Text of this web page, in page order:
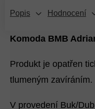
Popis Hodnocení
Komoda BMB
Produkt je opatřen
tlumeným zavíráním.
V provedení Buk/